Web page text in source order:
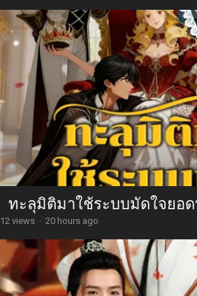
ทะลุมิติมาใช้ระบบมัดใจยอ
12 views · 20 hours ago